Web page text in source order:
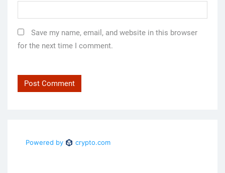
Save my name, email, and website in this browser
for the next time I comment.